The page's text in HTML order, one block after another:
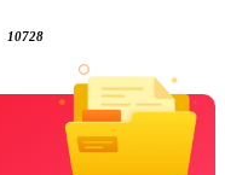
10728